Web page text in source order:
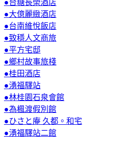
●台糖長榮酒店
●大億麗緻酒店
●台南維悅飯店
●致穩人文商旅
●平方宅邸
●鄉村故事旅棧
●桂田酒店
●湧福驛站
●林桂園石泉會館
●為楓渡假別館
●ひさと庵 久都。和宅
●湧福驛站二館